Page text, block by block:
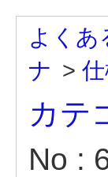
よくあ
ナ >
カテ
No :